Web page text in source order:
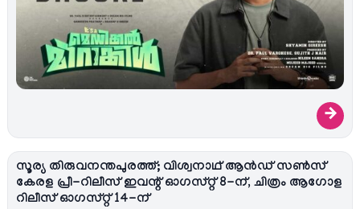
→
സൂര്യ തിരുവനന്തപുരത്ത്; വിശ്വനാഥ് ആൻഡ് സൺസ്
കേരള പ്രീ-റിലീസ് ഇവന്റ് ഓഗസ്റ്റ് 8-ന്, ചിത്രം ആഗോള
റിലീസ് ഓഗസ്റ്റ് 14-ന്